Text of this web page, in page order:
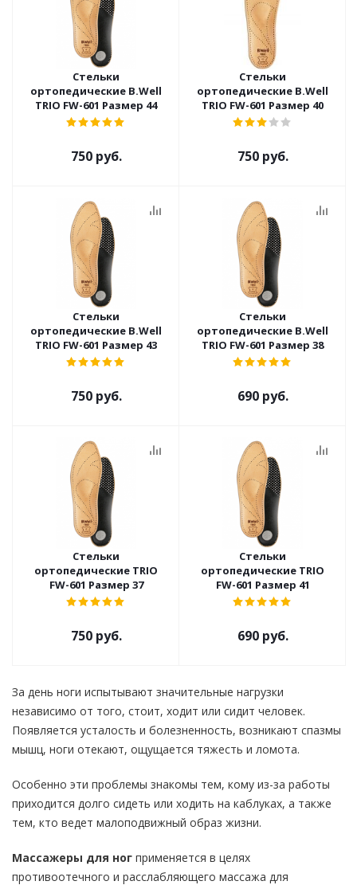
Стельки
ортопедические B.Well
TRIO FW-601 Размер 44
750 руб.
Стельки
ортопедические B.Well
TRIO FW-601 Размер 40
750 руб.
Стельки
ортопедические B.Well
TRIO FW-601 Размер 43
750 руб.
Стельки
ортопедические B.Well
TRIO FW-601 Размер 38
690 руб.
Стельки
ортопедические TRIO
FW-601 Размер 37
750 руб.
Стельки
ортопедические TRIO
FW-601 Размер 41
690 руб.
За день ноги испытывают значительные нагрузки
независимо от того, стоит, ходит или сидит человек.
Появляется усталость и болезненность, возникают спазмы
мышц, ноги отекают, ощущается тяжесть и ломота.
Особенно эти проблемы знакомы тем, кому из-за работы
приходится долго сидеть или ходить на каблуках, а также
тем, кто ведет малоподвижный образ жизни.
Массажеры для ног применяется в целях
противоотечного и расслабляющего массажа для